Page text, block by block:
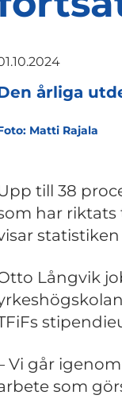
årliga
Matti Rajala
till 38
har riktats
Långvik
Vi går
som